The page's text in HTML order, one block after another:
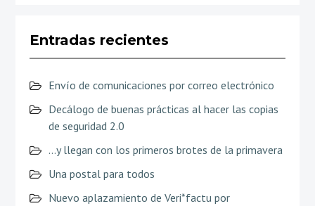
Entradas recientes
Envío de comunicaciones por correo electrónico
Decálogo de buenas prácticas al hacer las copias
de seguridad 2.0
…y llegan con los primeros brotes de la primavera
Una postal para todos
Nuevo aplazamiento de Veri*factu por